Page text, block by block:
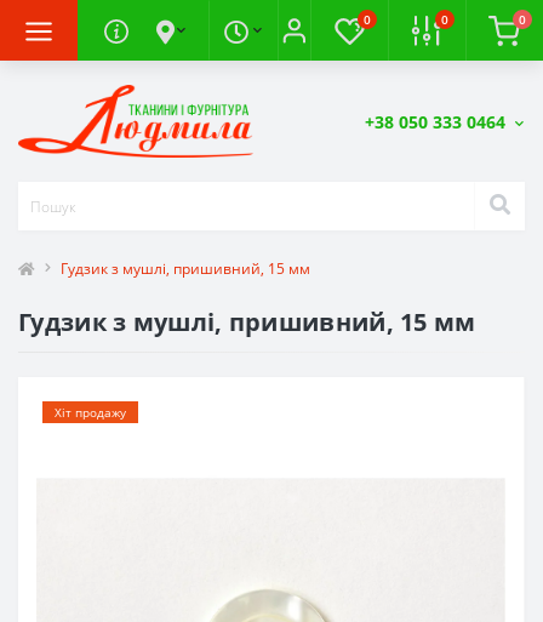
0 0 0
+38 050 333 0464
Гудзик з мушлі, пришивний, 15 мм
Гудзик з мушлі, пришивний, 15 мм
Хіт продажу